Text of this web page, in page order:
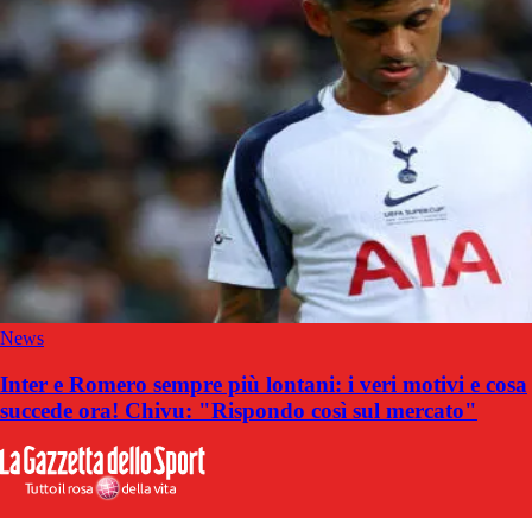
News
Inter e Romero sempre più lontani: i veri motivi e cosa
succede ora! Chivu: "Rispondo così sul mercato"